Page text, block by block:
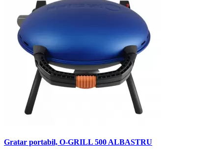
Gratar portabil, O-GRILL 500 ALBASTRU